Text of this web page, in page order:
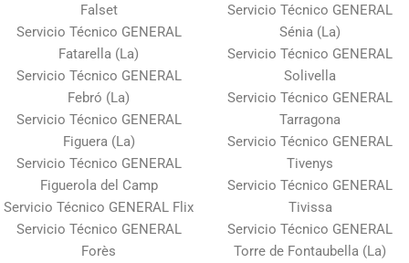
Falset
Servicio Técnico GENERAL
Fatarella (La)
Servicio Técnico GENERAL
Febró (La)
Servicio Técnico GENERAL
Figuera (La)
Servicio Técnico GENERAL
Figuerola del Camp
Servicio Técnico GENERAL Flix
Servicio Técnico GENERAL
Forès
Servicio Técnico GENERAL
Sénia (La)
Servicio Técnico GENERAL
Solivella
Servicio Técnico GENERAL
Tarragona
Servicio Técnico GENERAL
Tivenys
Servicio Técnico GENERAL
Tivissa
Servicio Técnico GENERAL
Torre de Fontaubella (La)